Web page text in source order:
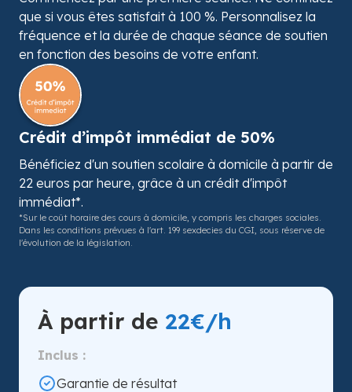
que si vous êtes satisfait à 100 %. Personnalisez la
fréquence et la durée de chaque séance de soutien
en fonction des besoins de votre enfant.
Crédit d’impôt immédiat de 50%
Bénéficiez d'un soutien scolaire à domicile à partir de
22 euros par heure, grâce à un crédit d'impôt
immédiat*.
*Sur le coût horaire des cours à domicile, y compris les charges sociales.
Dans les conditions prévues à l'art. 199 sexdecies du CGI, sous réserve de
l'évolution de la législation.
À partir de 22€/h
Inclus :
Garantie de résultat